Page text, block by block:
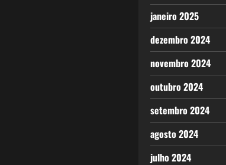
janeiro 2025
dezembro 2024
novembro 2024
outubro 2024
setembro 2024
agosto 2024
julho 2024